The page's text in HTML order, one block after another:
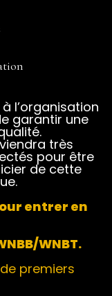
l’organisation
garantir une
très
pour être
de cette
entrer en
WNBT.
premiers